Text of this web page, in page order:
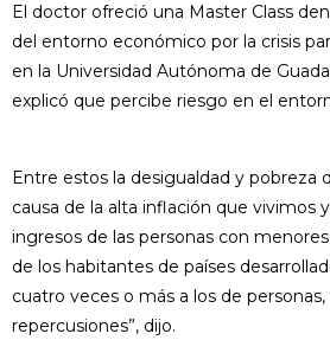
El doctor ofreció una Master Class
del entorno económico por la crisis
en la Universidad Autónoma de
explicó que percibe riesgo en el
Entre estos la desigualdad y pobreza
causa de la alta inflación que vivimos
ingresos de las personas con
de los habitantes de países
cuatro veces o más a los de
repercusiones”, dijo.